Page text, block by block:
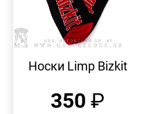
ПРОСМОТР
Носки Limp Bizkit
350 ₽